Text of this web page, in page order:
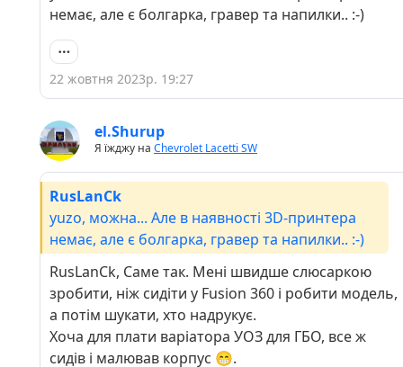
немає, але є болгарка, гравер та напилки.. :-)
22 жовтня 2023р. 19:27
el.Shurup
Я їжджу на Chevrolet Lacetti SW
RusLanCk
yuzo, можна... Але в наявності 3D-принтера
немає, але є болгарка, гравер та напилки.. :-)
RusLanCk, Саме так. Мені швидше слюсаркою
зробити, ніж сидіти у Fusion 360 і робити модель,
а потім шукати, хто надрукує.
Хоча для плати варіатора УОЗ для ГБО, все ж
сидів і малював корпус 😁.